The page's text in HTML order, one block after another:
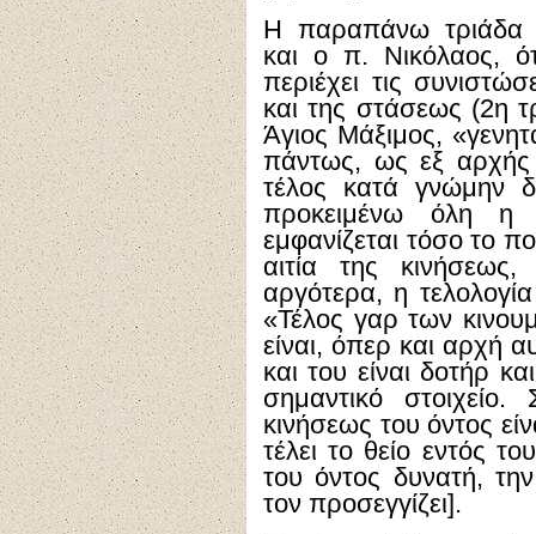
Η παραπάνω τριάδα
και ο π. Νικόλαος,
περιέχει τις
και της στάσεως (2η
Άγιος Μάξιμος,
πάντως, ως εξ αρχής
τέλος κατά γνώμην
προκειμένω όλη η
εμφανίζεται τόσο το
αιτία της
αργότερα, η
«Τέλος γαρ των
είναι, όπερ και αρχή
και του είναι δοτήρ
σημαντικό
κινήσεως του όντος
τέλει το θείο εντός
του όντος δυνατή,
τον προσεγγίζει].